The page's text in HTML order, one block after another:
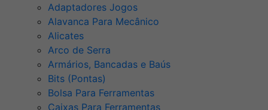
Adaptadores Jogos
Alavanca Para Mecânico
Alicates
Arco de Serra
Armários, Bancadas e Baús
Bits (Pontas)
Bolsa Para Ferramentas
Caixas Para Ferramentas